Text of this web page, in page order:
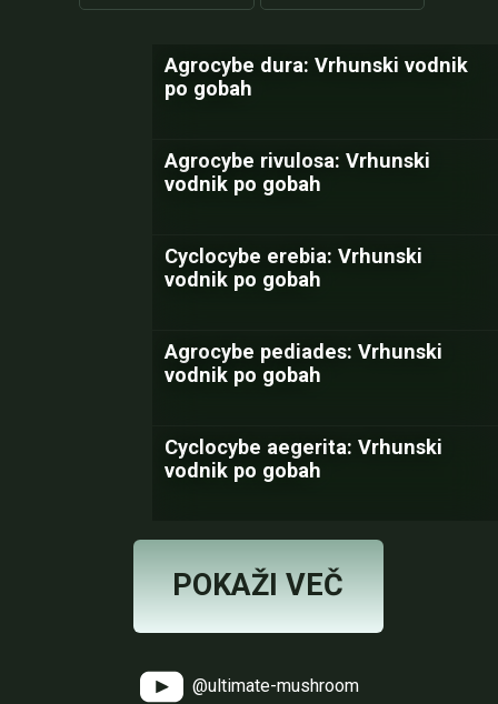
Agrocybe dura: Vrhunski vodnik
po gobah
Agrocybe rivulosa: Vrhunski
vodnik po gobah
Cyclocybe erebia: Vrhunski
vodnik po gobah
Agrocybe pediades: Vrhunski
vodnik po gobah
Cyclocybe aegerita: Vrhunski
vodnik po gobah
POKAŽI VEČ
@ultimate-mushroom